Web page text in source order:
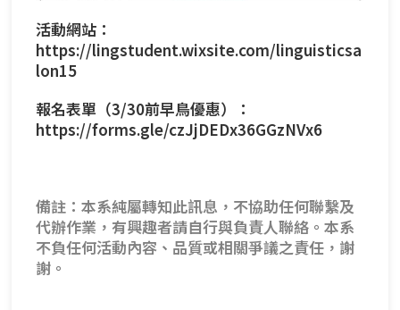
活動網站：
https://lingstudent.wixsite.com/linguisticsa
lon15
報名表單（3/30前早鳥優惠）：
https://forms.gle/czJjDEDx36GGzNVx6
備註：本系純屬轉知此訊息，不協助任何聯繫及
代辦作業，有興趣者請自行與負責人聯絡。本系
不負任何活動內容、品質或相關爭議之責任，謝
謝。